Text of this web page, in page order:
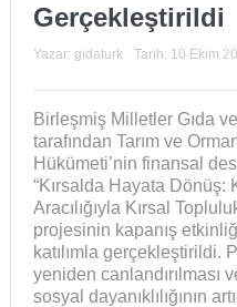
Gerçekleştirildi
Yazar: gidaturk Tarih: 10 Ekim
Birleşmiş Milletler Gıda
tarafından Tarım ve
Hükümeti’nin finansal
“Kırsalda Hayata Dönüş:
Aracılığıyla Kırsal
projesinin kapanış
katılımla gerçekleştirildi.
yeniden canlandırılması
sosyal dayanıklılığının